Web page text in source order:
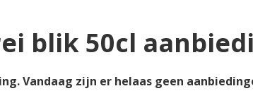
blik 50cl
Vandaag zijn er helaas geen